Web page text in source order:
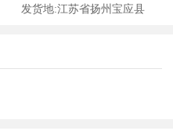
发货地:江苏省扬州宝应县